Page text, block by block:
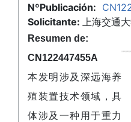
NºPublicación:
Solicitante: 上海交通
Resumen de:
CN122447455A
本发明涉及深远海养
殖装置技术领域，具
体涉及一种用于重力